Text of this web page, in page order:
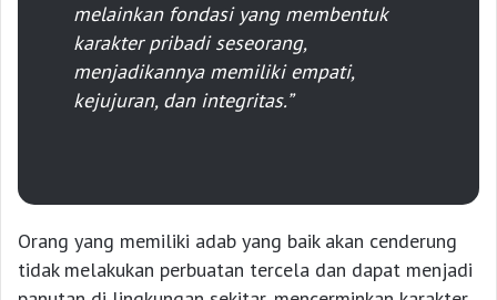
melainkan fondasi yang membentuk
karakter pribadi seseorang,
menjadikannya memiliki empati,
kejujuran, dan integritas.”
Orang yang memiliki adab yang baik akan cenderung
tidak melakukan perbuatan tercela dan dapat menjadi